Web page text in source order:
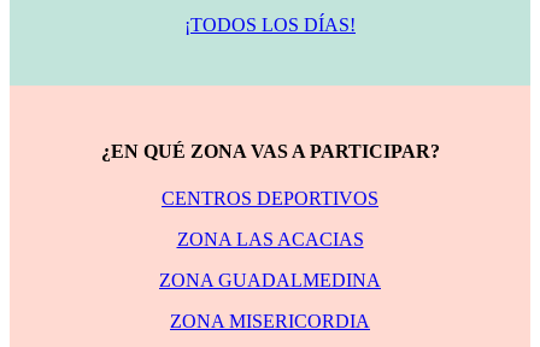
¡TODOS LOS DÍAS!
¿EN QUÉ ZONA VAS A PARTICIPAR?
CENTROS DEPORTIVOS
ZONA LAS ACACIAS
ZONA GUADALMEDINA
ZONA MISERICORDIA